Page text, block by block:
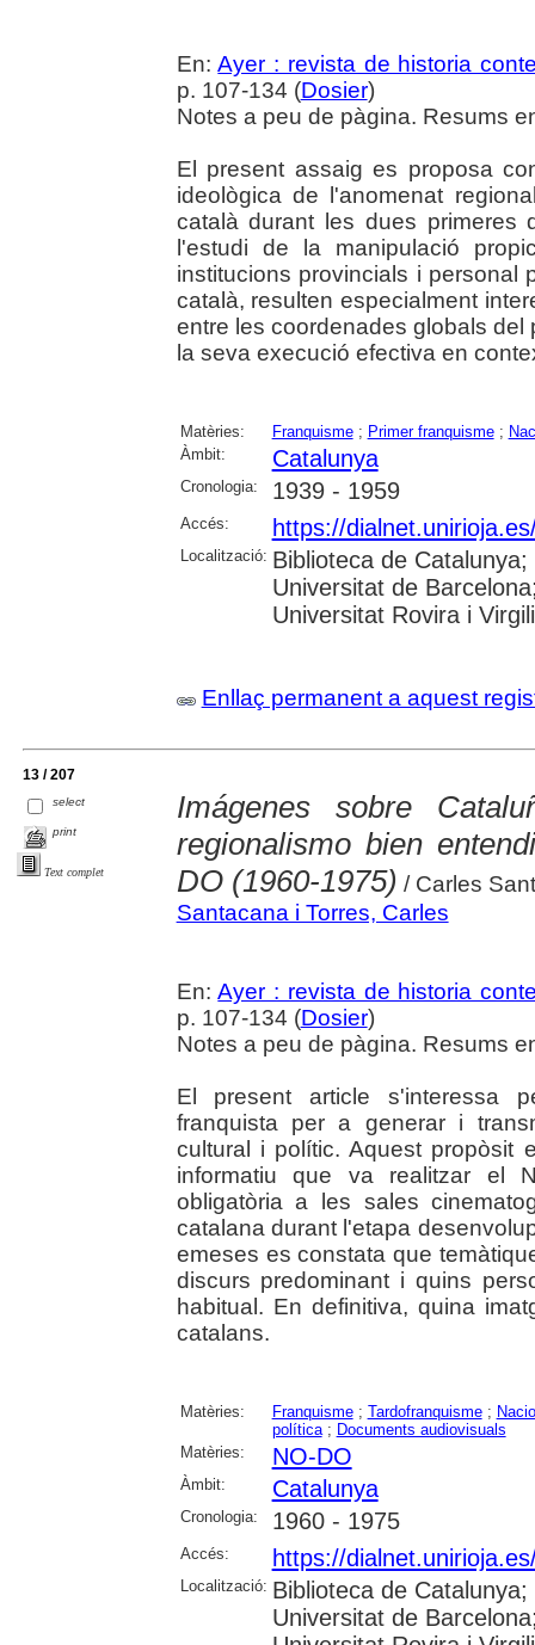
En:Ayer : revista de historia
p. 107-134 (Dosier)
Notes a peu de pàgina. Resums
El present assaig es proposa
ideològica de l'anomenat
català durant les dues
l'estudi de la manipulació
institucions provincials i personal
català, resulten especialment
entre les coordenades globals del
la seva execució efectiva en
Matèries: Franquisme; Primer franquisme;
Àmbit:
Catalunya
Cronologia: 1939 - 1959
Accés: https://
Localització: Biblioteca de
Universitat de
Universitat Rovira i
Enllaç permanent a aquest
13 / 207
select
print
Text complet
Imágenes sobre
regionalismo bien
DO (1960-1975) / Carles
Santacana i Torres, Carles
En:Ayer : revista de historia
p. 107-134 (Dosier)
Notes a peu de pàgina. Resums
El present article s'interessa
franquista per a generar i
cultural i polític. Aquest propòsit
informatiu que va realitzar el
obligatòria a les sales
catalana durant l'etapa
emeses es constata que
discurs predominant i quins
habitual. En definitiva, quina
catalans.
Matèries: Franquisme; Tardofranquisme;
política; Documents audiovisuals
Matèries:
NO-DO
Àmbit: Catalunya
Cronologia: 1960 - 1975
Accés: https://
Localització: Biblioteca de
Universitat de